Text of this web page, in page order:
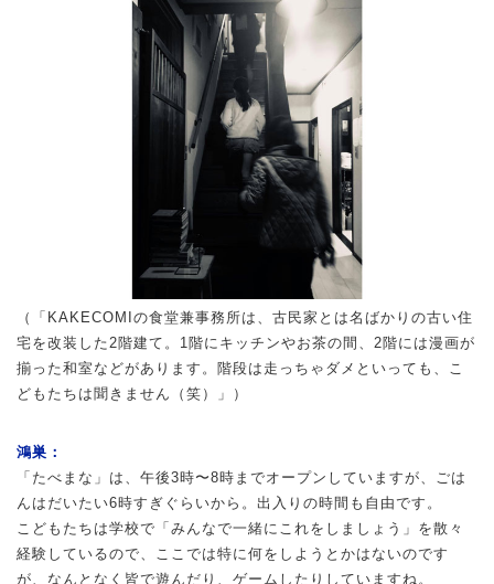
（「KAKECOMIの食堂兼事務所は、古民家とは名ばかりの古い住
宅を改装した2階建て。1階にキッチンやお茶の間、2階には漫画が
揃った和室などがあります。階段は走っちゃダメといっても、こ
どもたちは聞きません（笑）」）
鴻巣：
「たべまな」は、午後3時〜8時までオープンしていますが、ごは
んはだいたい6時すぎぐらいから。出入りの時間も自由です。
こどもたちは学校で「みんなで一緒にこれをしましょう」を散々
経験しているので、ここでは特に何をしようとかはないのです
が、なんとなく皆で遊んだり、ゲームしたりしていますね。